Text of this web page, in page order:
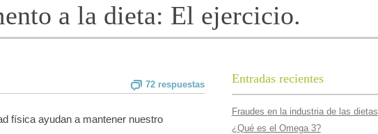
a la dieta: El ejercicio.
72 respuestas
física ayudan a mantener nuestro
Entradas recientes
Fraudes en la industria de las dietas
¿Qué es el Omega 3?